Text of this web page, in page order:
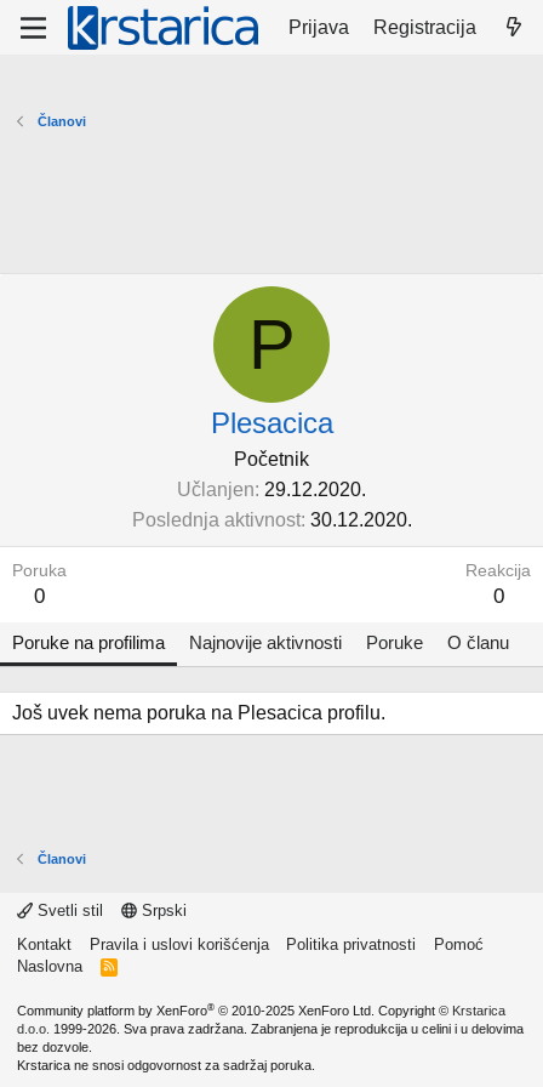
Prijava Registracija
Članovi
P
Plesacica
Početnik
Učlanjen 29.12.2020.
Poslednja aktivnost 30.12.2020.
Poruka
0
Reakcija
0
Poruke na profilima Najnovije aktivnosti Poruke O članu
Još uvek nema poruka na Plesacica profilu.
Članovi
Svetli stil
Srpski
Kontakt
Pravila i uslovi korišćenja Politika privatnosti
Pomoć
Naslovna
R
Community platform by XenForo® © 2010-2025 XenForo Ltd. Copyright © Krstarica
d.o.o. 1999-2026. Sva prava zadržana. Zabranjena je reprodukcija u celini i u delovima
bez dozvole.
Krstarica ne snosi odgovornost za sadržaj poruka.